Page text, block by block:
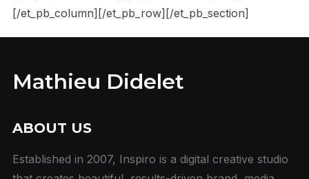
[/et_pb_column][/et_pb_row][/et_pb_section]
Mathieu Didelet
ABOUT US
Established in 2007, Inspiro is a digital creative studio